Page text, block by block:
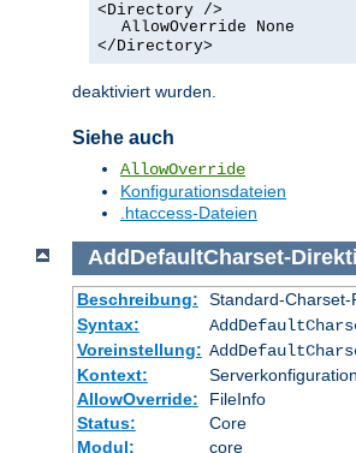
<Directory />
AllowOverride None
</Directory>
deaktiviert wurden.
Siehe auch
AllowOverride
Konfigurationsdateien
.htaccess-Dateien
AddDefaultCharset-
Beschreibung: Standard-
Syntax:
Voreinstellung:
Kontext:
AllowOverride:
FileInfo
Status:
Core
Modul:
core